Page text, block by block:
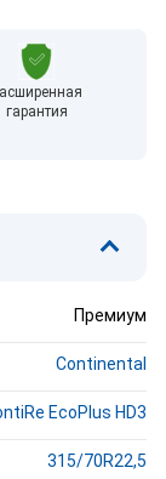
гарантия
Премиум
Continental
EcoPlus HD3
315/70R22,5